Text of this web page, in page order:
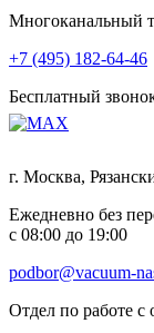
Многоканальный
+7 (495) 182-64-46
Бесплатный
г. Москва,
Ежедневно без
с 08:00 до 19:00
podbor@vacuum-
Отдел по работе с